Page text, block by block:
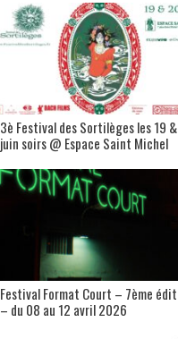
3è Festival des Sortilèges les 19
juin soirs @ Espace Saint Michel
Festival Format Court – 7ème
– du 08 au 12 avril 2026